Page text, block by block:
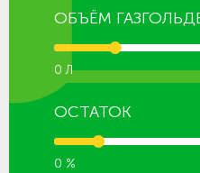
ОБЪЁМ
0 Л
ОСТАТОК
0 %